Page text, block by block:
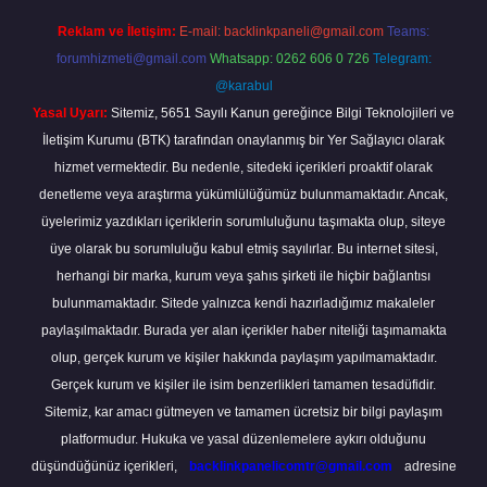
Reklam ve İletişim: E-mail: backlinkpaneli@gmail.com Teams:
forumhizmeti@gmail.com Whatsapp: 0262 606 0 726 Telegram:
@karabul
Yasal Uyarı: Sitemiz, 5651 Sayılı Kanun gereğince Bilgi Teknolojileri ve
İletişim Kurumu (BTK) tarafından onaylanmış bir Yer Sağlayıcı olarak
hizmet vermektedir. Bu nedenle, sitedeki içerikleri proaktif olarak
denetleme veya araştırma yükümlülüğümüz bulunmamaktadır. Ancak,
üyelerimiz yazdıkları içeriklerin sorumluluğunu taşımakta olup, siteye
üye olarak bu sorumluluğu kabul etmiş sayılırlar. Bu internet sitesi,
herhangi bir marka, kurum veya şahıs şirketi ile hiçbir bağlantısı
bulunmamaktadır. Sitede yalnızca kendi hazırladığımız makaleler
paylaşılmaktadır. Burada yer alan içerikler haber niteliği taşımamakta
olup, gerçek kurum ve kişiler hakkında paylaşım yapılmamaktadır.
Gerçek kurum ve kişiler ile isim benzerlikleri tamamen tesadüfidir.
Sitemiz, kar amacı gütmeyen ve tamamen ücretsiz bir bilgi paylaşım
platformudur. Hukuka ve yasal düzenlemelere aykırı olduğunu
düşündüğünüz içerikleri,
backlinkpanelicomtr@gmail.com
adresine